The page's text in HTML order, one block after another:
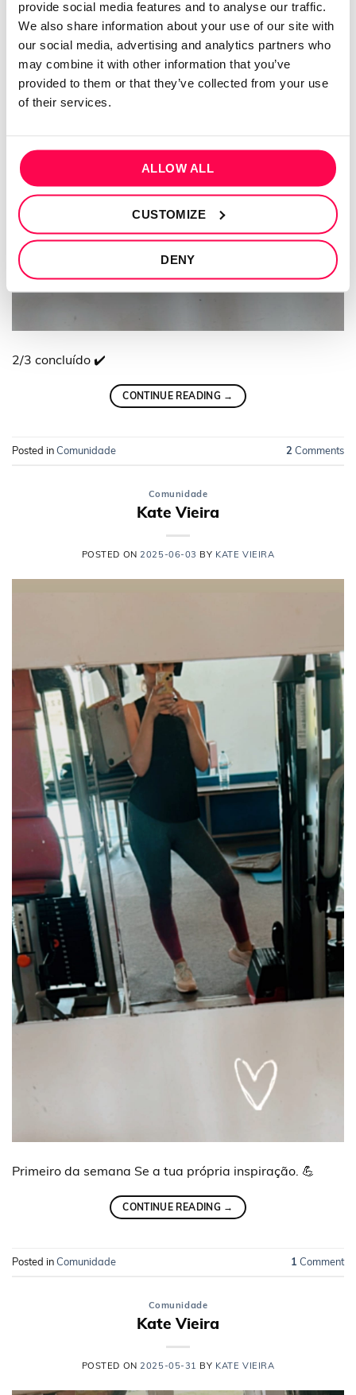
provide social media features and to analyse our traffic.
We also share information about your use of our site with
our social media, advertising and analytics partners who
may combine it with other information that you’ve
provided to them or that they’ve collected from your use
of their services.
ALLOW ALL
CUSTOMIZE
DENY
2/3 concluído ✔️
CONTINUE READING →
Posted inComunidade 2 Comments
Comunidade
Kate Vieira
POSTED ON 2025-06-03 BY KATE VIEIRA
Primeiro da semana Se a tua própria inspiração. 💪
CONTINUE READING →
Posted inComunidade 1 Comment
Comunidade
Kate Vieira
POSTED ON 2025-05-31 BY KATE VIEIRA